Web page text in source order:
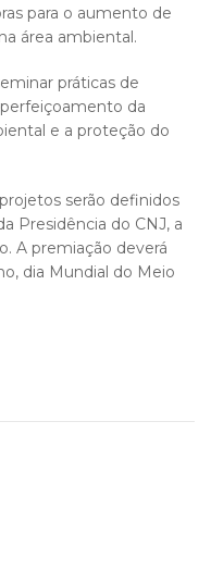
para o aumento de
área ambiental.
práticas de
da
e a proteção do
serão definidos
Presidência do CNJ, a
A premiação deverá
dia Mundial do Meio